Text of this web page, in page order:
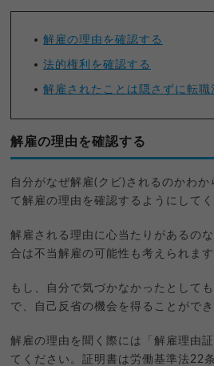
解雇の理由を確認する
法的権利を確認する
解雇されたことは隠さずに転職
解雇の理由を確認する
自分がなぜ解雇(クビ)されるのかわか
て解雇の理由を確認するようにしてく
解雇される理由に心当たりがあるの
合は不当解雇の可能性も考えられます
もし、自分で気づかなかったとして
で、自己反省の機会を得ることができ
解雇の理由を聞く際には「解雇理由
てください。証明書は労働基準法22